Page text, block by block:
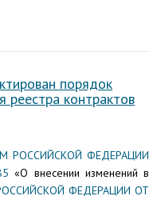
порядок
реестра контрактов
РОССИЙСКОЙ ФЕДЕРАЦИИ
«О внесении изменений в
ФЕДЕРАЦИИ ОТ